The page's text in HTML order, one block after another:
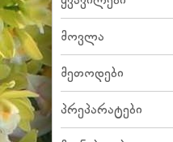
მოვლა
მეთოდები
პრეპარატები